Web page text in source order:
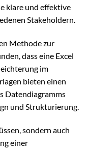
klare und effektive
Stakeholdern.
Methode zur
dass eine Excel
im
bieten einen
Datendiagramms
und Strukturierung.
sondern auch
einer